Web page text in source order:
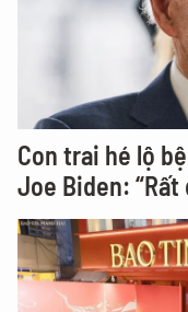
Con trai hé lộ
Joe Biden: “Rất